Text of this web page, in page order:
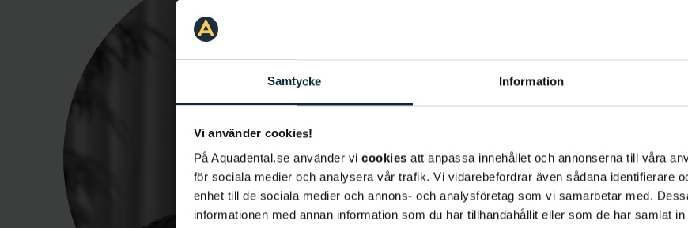
Samtycke Information
Vi använder cookies!
På Aquadental.se använder vi cookies att anpassa innehållet och annonserna till våra
för sociala medier och analysera vår trafik. Vi vidarebefordrar även sådana identifierare
enhet till de sociala medier och annons- och analysföretag som vi samarbetar med.
informationen med annan information som du har tillhandahållit eller som de har samlat